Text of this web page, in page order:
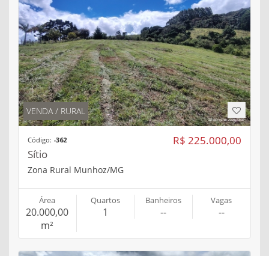
VENDA / RURAL
R$ 225.000,00
Código: -362
Sítio
Zona Rural Munhoz/MG
Área
20.000,00
m²
Quartos
1
Banheiros
--
Vagas
--